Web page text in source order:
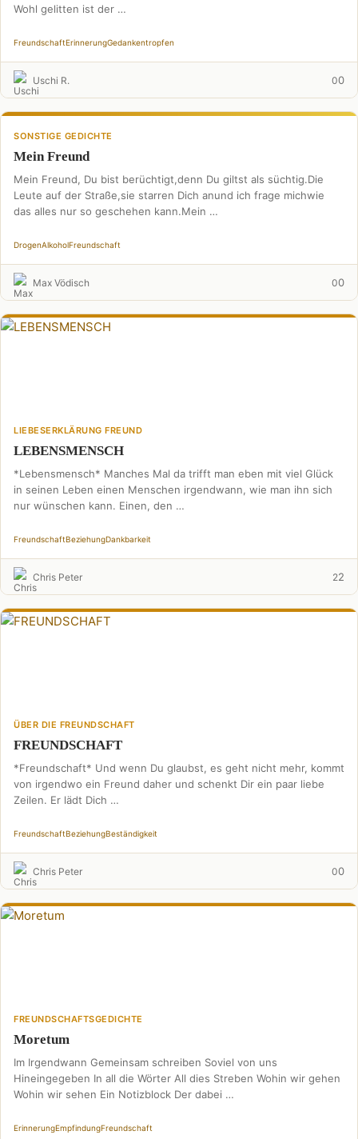
Wohl gelitten ist der …
FreundschaftErinnerungGedankentropfen
Uschi R. 00
SONSTIGE GEDICHTE
Mein Freund
Mein Freund, Du bist berüchtigt,denn Du giltst als süchtig.Die
Leute auf der Straße,sie starren Dich anund ich frage michwie
das alles nur so geschehen kann.Mein …
DrogenAlkoholFreundschaft
Max Vödisch 00
LIEBESERKLÄRUNG FREUND
LEBENSMENSCH
*Lebensmensch* Manches Mal da trifft man eben mit viel Glück
in seinen Leben einen Menschen irgendwann, wie man ihn sich
nur wünschen kann. Einen, den …
FreundschaftBeziehungDankbarkeit
Chris Peter 22
ÜBER DIE FREUNDSCHAFT
FREUNDSCHAFT
*Freundschaft* Und wenn Du glaubst, es geht nicht mehr, kommt
von irgendwo ein Freund daher und schenkt Dir ein paar liebe
Zeilen. Er lädt Dich …
FreundschaftBeziehungBeständigkeit
Chris Peter 00
FREUNDSCHAFTSGEDICHTE
Moretum
Im Irgendwann Gemeinsam schreiben Soviel von uns
Hineingegeben In all die Wörter All dies Streben Wohin wir gehen
Wohin wir sehen Ein Notizblock Der dabei …
ErinnerungEmpfindungFreundschaft